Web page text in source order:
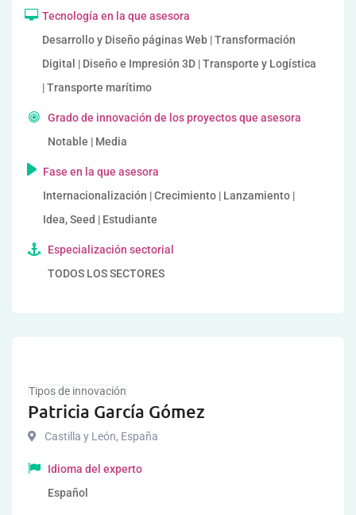
Tecnología en la que asesora
Desarrollo y Diseño páginas Web | Transformación
Digital | Diseño e Impresión 3D | Transporte y Logística
| Transporte marítimo
Grado de innovación de los proyectos que asesora
Notable | Media
Fase en la que asesora
Internacionalización | Crecimiento | Lanzamiento |
Idea, Seed | Estudiante
Especialización sectorial
TODOS LOS SECTORES
Tipos de innovación
Patricia García Gómez
Castilla y León, España
Idioma del experto
Español